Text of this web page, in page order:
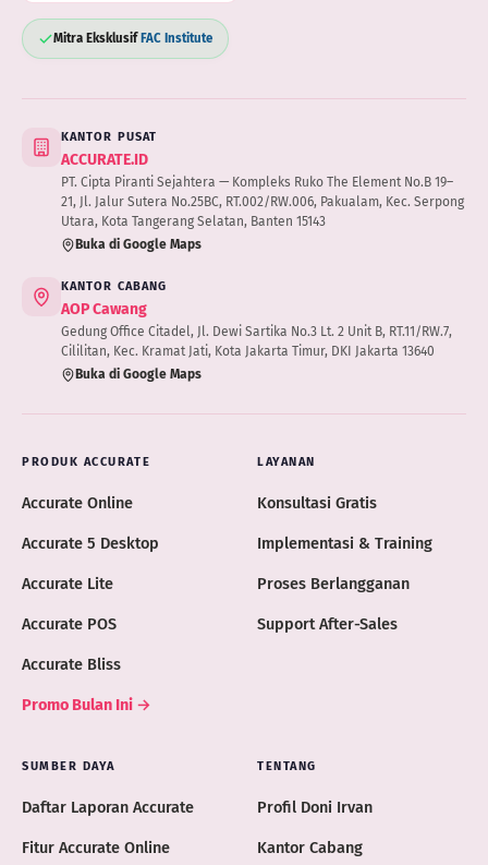
Mitra Eksklusif FAC Institute
KANTOR PUSAT
ACCURATE.ID
PT. Cipta Piranti Sejahtera — Kompleks Ruko The Element No.B 19–
21, Jl. Jalur Sutera No.25BC, RT.002/RW.006, Pakualam, Kec. Serpong
Utara, Kota Tangerang Selatan, Banten 15143
Buka di Google Maps
KANTOR CABANG
AOP Cawang
Gedung Office Citadel, Jl. Dewi Sartika No.3 Lt. 2 Unit B, RT.11/RW.7,
Cililitan, Kec. Kramat Jati, Kota Jakarta Timur, DKI Jakarta 13640
Buka di Google Maps
PRODUK ACCURATE
Accurate Online
Accurate 5 Desktop
Accurate Lite
Accurate POS
Accurate Bliss
Promo Bulan Ini →
LAYANAN
Konsultasi Gratis
Implementasi & Training
Proses Berlangganan
Support After-Sales
SUMBER DAYA
Daftar Laporan Accurate
Fitur Accurate Online
TENTANG
Profil Doni Irvan
Kantor Cabang